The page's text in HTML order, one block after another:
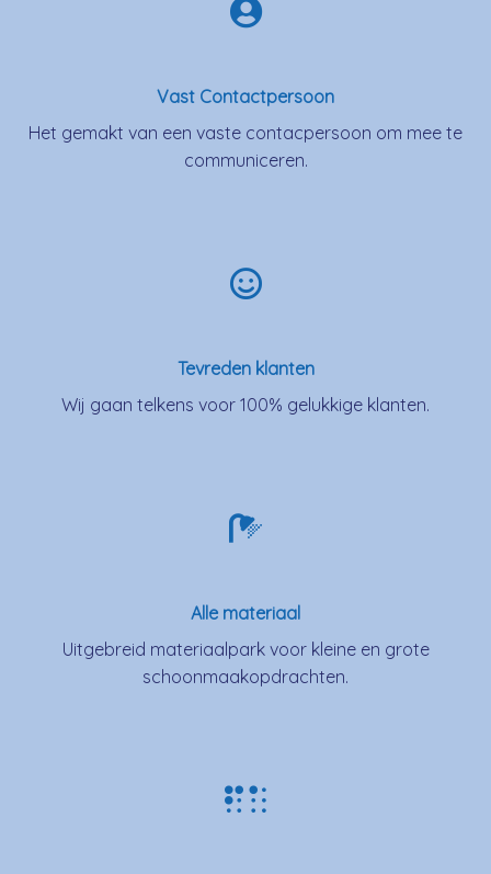
Vast Contactpersoon
Het gemakt van een vaste contacpersoon om mee te
communiceren.
Tevreden klanten
Wij gaan telkens voor 100% gelukkige klanten.
Alle materiaal
Uitgebreid materiaalpark voor kleine en grote
schoonmaakopdrachten.